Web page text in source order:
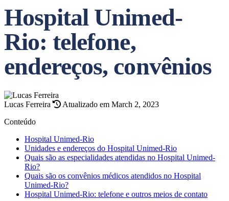
Hospital Unimed-
Rio: telefone,
endereços, convênios
Lucas Ferreira
Atualizado em March 2, 2023
Conteúdo
Hospital Unimed-Rio
Unidades e endereços do Hospital Unimed-Rio
Quais são as especialidades atendidas no Hospital Unimed-
Rio?
Quais são os convênios médicos atendidos no Hospital
Unimed-Rio?
Hospital Unimed-Rio: telefone e outros meios de contato